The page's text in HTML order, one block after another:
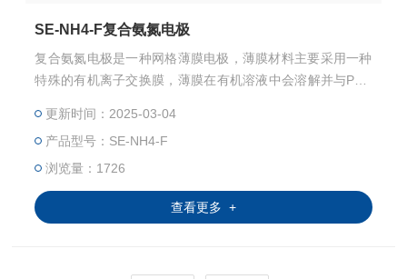
SE-NH4-F复合氨氮电极
复合氨氮电极是一种网格薄膜电极，薄膜材料主要采用一种
特殊的有机离子交换膜，薄膜在有机溶液中会溶解并与PVC
处理；食品、饮用水、农业等； 复合离子电极采用了陶瓷液
接作为参比，进口离子交换膜，进口参比，保证了产品的品
质。电极可以更换膜帽和填充液，参比部分为固定封装。
更新时间：2025-03-04
产品型号：SE-NH4-F
浏览量：1726
查看更多 +